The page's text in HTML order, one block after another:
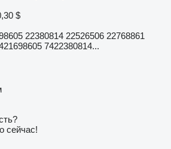
$
22380814 22526506 22768861
7422380814...
сейчас!